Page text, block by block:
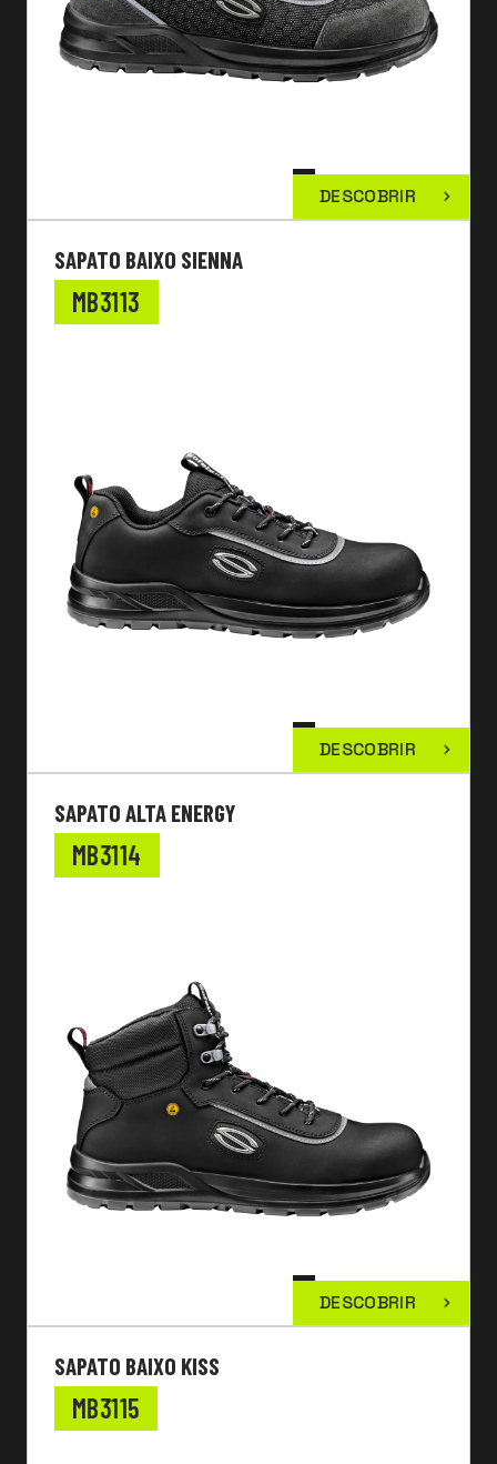
DESCOBRIR
SAPATO BAIXO SIENNA
MB3113
DESCOBRIR
SAPATO ALTA ENERGY
MB3114
DESCOBRIR
SAPATO BAIXO KISS
MB3115